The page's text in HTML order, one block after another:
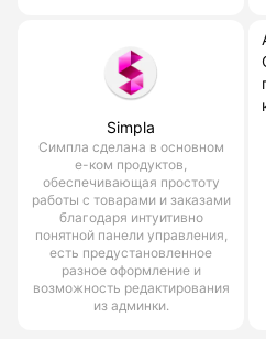
Simpla
Симпла сделана в основном
е-ком продуктов,
обеспечивающая простоту
работы с товарами и заказами
благодаря интуитивно
понятной панели управления,
есть предустановленное
разное оформление и
возможность редактирования
из админки.